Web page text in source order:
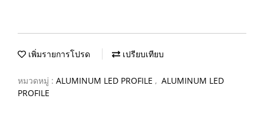
เพิ่มรายการโปรด เปรียบเทียบ
หมวดหมู่ : ALUMINUM LED PROFILE , ALUMINUM LED
PROFILE